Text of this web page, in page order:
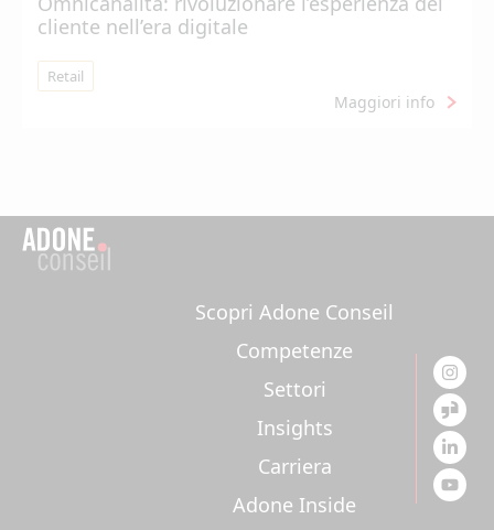
cliente nell’era digitale
Retail
Maggiori info
Scopri Adone Conseil
Competenze
Settori
Insights
Carriera
Adone Inside